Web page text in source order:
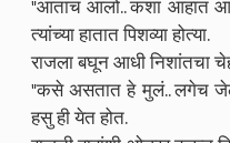
"आताच आलो.. कशा आहात
त्यांच्या हातात पिशव्या होत्या.
राजला बघून आधी निशांतचा
"कसे असतात हे मुलं.. लगेच जेलस
हसु ही येत होत.